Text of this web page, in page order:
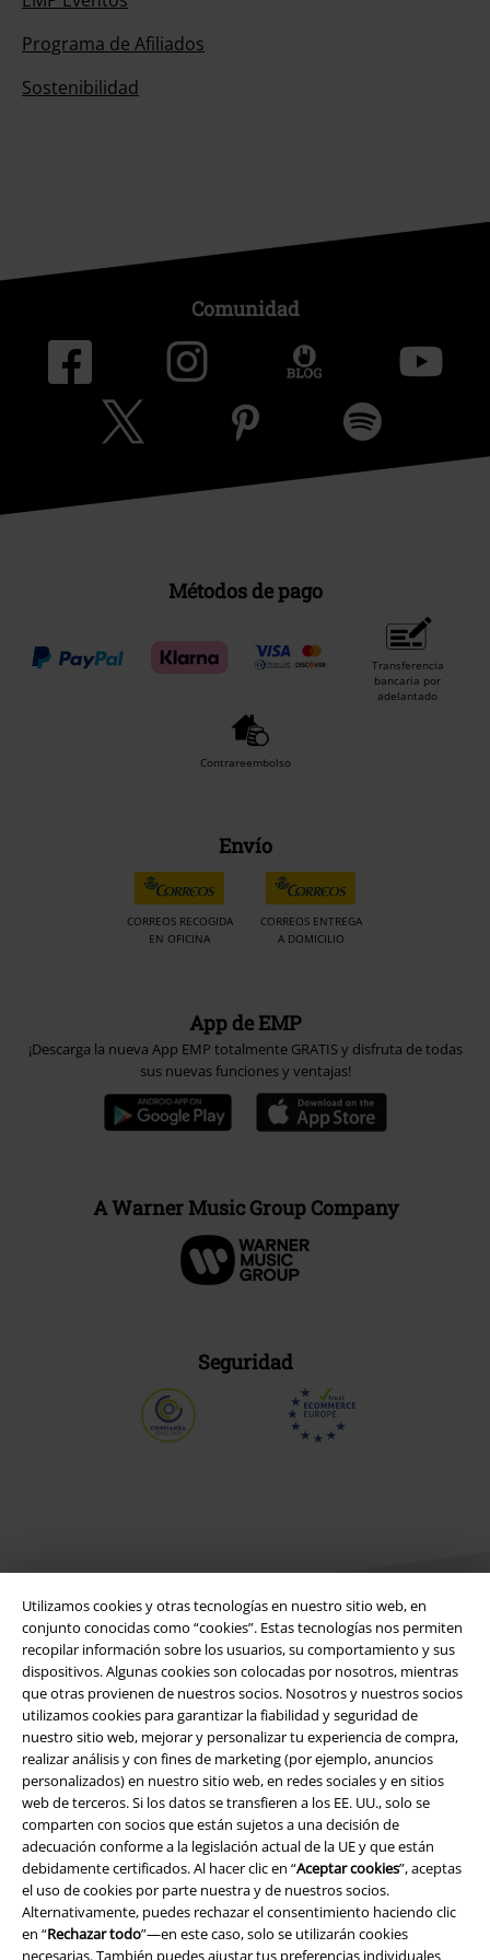
Utilizamos cookies y otras tecnologías en nuestro sitio web, en
conjunto conocidas como “cookies”. Estas tecnologías nos permiten
recopilar información sobre los usuarios, su comportamiento y sus
dispositivos. Algunas cookies son colocadas por nosotros, mientras
que otras provienen de nuestros socios. Nosotros y nuestros socios
utilizamos cookies para garantizar la fiabilidad y seguridad de
nuestro sitio web, mejorar y personalizar tu experiencia de compra,
realizar análisis y con fines de marketing (por ejemplo, anuncios
personalizados) en nuestro sitio web, en redes sociales y en sitios
web de terceros. Si los datos se transfieren a los EE. UU., solo se
comparten con socios que están sujetos a una decisión de
adecuación conforme a la legislación actual de la UE y que están
debidamente certificados. Al hacer clic en “Aceptar cookies”, aceptas
el uso de cookies por parte nuestra y de nuestros socios.
Alternativamente, puedes rechazar el consentimiento haciendo clic
en “Rechazar todo”—en este caso, solo se utilizarán cookies
necesarias. También puedes ajustar tus preferencias individuales
Programa de Afiliados
Sostenibilidad
Comunidad
Métodos de pago
Transferencia
bancaria por
adelantado
Contrareembolso
Envío
CORREOS RECOGIDA
EN OFICINA
CORREOS ENTREGA
A DOMICILIO
App de EMP
¡Descarga la nueva App EMP totalmente GRATIS y disfruta de todas
sus nuevas funciones y ventajas!
A Warner Music Group Company
Seguridad
Legal
Términos y Condiciones
Aviso Legal
Ley protección de datos
Eliminación de residuos y protección del medioambiente
Declaración de Conformidad